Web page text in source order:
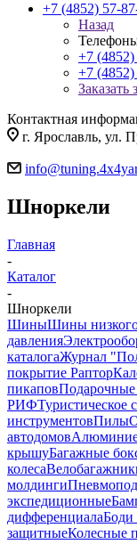
+7 (4852) 57-
Назад
+7
+7
Заказать
Контактная
г. Ярославль, ул.
Шноркели
Главная
-
Каталог
-
Шноркели
ШиныШины
давления
каталогаЖурнал
покрытие Раптор
пикапов
РИФТуристическое
инструментовПилы
автодомов
крышуБагажные
колеса
молдинги
экспедиционные
дифференциалаБоди
защитныеКолесные